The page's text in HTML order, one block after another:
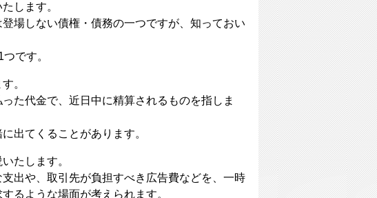
します。
場しない債権・債務の一つですが、知っておい
です。
。
た代金で、近日中に精算されるものを指しま
出てくることがあります。
たします。
出や、取引先が負担すべき広告費などを、一時
るような場面が考えられます。